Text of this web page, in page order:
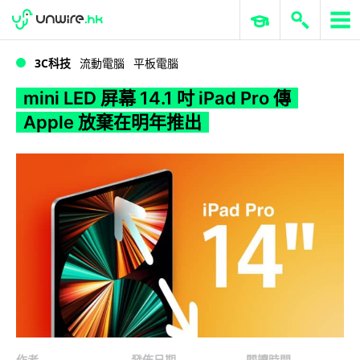
WWDC 2026 ERP 與商業 AI
3C科技 流動電腦 平板電腦
mini LED 屏幕 14.1 吋 iPad Pro 傳
Apple 放棄在明年推出